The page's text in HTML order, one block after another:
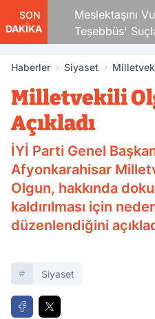
SON
DAKİKA
Meslektaşını
Teşebbüs'
Haberler Siyaset
Milletvekili
Açıkladı
İYİ Parti Genel
Afyonkarahisar
Olgun, hakkında
kaldırılması için
düzenlendiğini
Siyaset